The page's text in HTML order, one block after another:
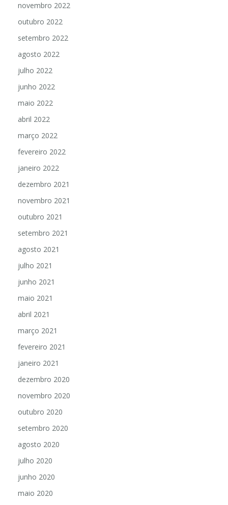
novembro 2022
outubro 2022
setembro 2022
agosto 2022
julho 2022
junho 2022
maio 2022
abril 2022
março 2022
fevereiro 2022
janeiro 2022
dezembro 2021
novembro 2021
outubro 2021
setembro 2021
agosto 2021
julho 2021
junho 2021
maio 2021
abril 2021
março 2021
fevereiro 2021
janeiro 2021
dezembro 2020
novembro 2020
outubro 2020
setembro 2020
agosto 2020
julho 2020
junho 2020
maio 2020